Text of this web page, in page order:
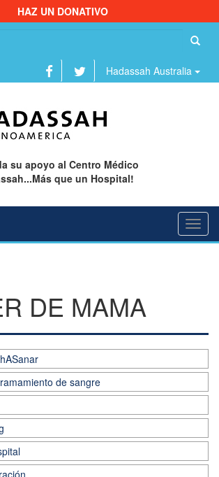
HAZ UN DONATIVO
Hadassah Australia
su apoyo al Centro Médico
que un Hospital!
DE MAMA
de sangre